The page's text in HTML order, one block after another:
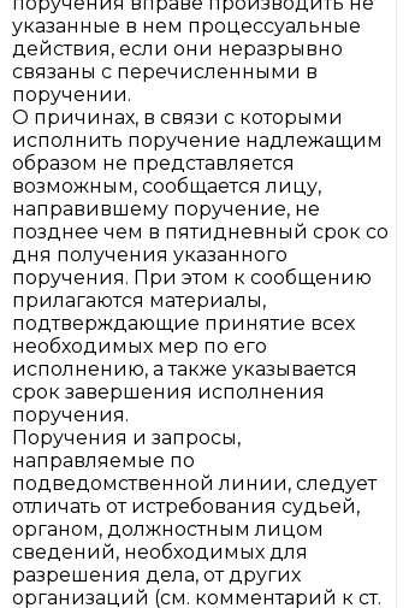
указанные в нем процессуальные
действия, если они неразрывно
связаны с перечисленными в
поручении.
О причинах, в связи с которыми
исполнить поручение надлежащим
образом не представляется
возможным, сообщается лицу,
направившему поручение, не
позднее чем в пятидневный срок со
дня получения указанного
поручения. При этом к сообщению
прилагаются материалы,
подтверждающие принятие всех
необходимых мер по его
исполнению, а также указывается
срок завершения исполнения
поручения.
Поручения и запросы,
направляемые по
подведомственной линии, следует
отличать от истребования судьей,
органом, должностным лицом
сведений, необходимых для
разрешения дела, от других
организаций (см. комментарий к ст.